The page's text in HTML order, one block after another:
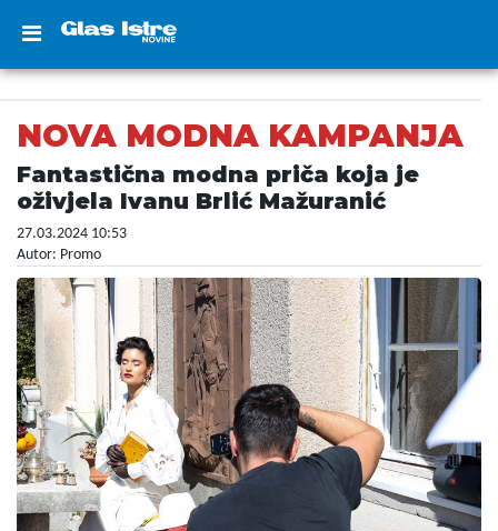
NOVA MODNA KAMPANJA
Fantastična modna priča koja je
oživjela Ivanu Brlić Mažuranić
27.03.2024 10:53
Autor: Promo